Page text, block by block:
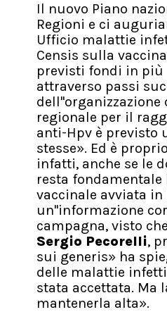
Il nuovo Piano
Regioni e ci
Ufficio malattie
Censis sulla
previsti fondi in più
attraverso passi
regionale per il
anti-Hpv è previsto
stesse». Ed è
infatti, anche se le
resta
vaccinale avviata
un''informazione
campagna, visto
Sergio Pecorelli,
sui generis» ha
delle malattie
stata accettata. Ma
mantenerla alta».